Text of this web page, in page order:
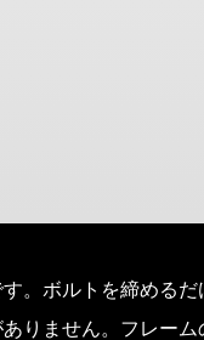
す。ボルトを締める
りません。フレー